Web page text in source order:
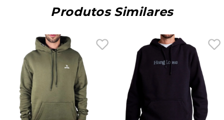
Produtos Similares